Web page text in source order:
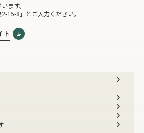
ます。
15-8」とご入力ください。
ト